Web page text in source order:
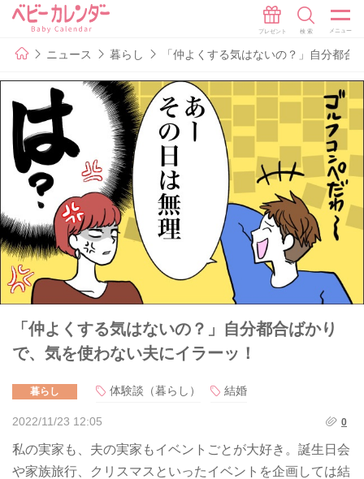
ニュース 暮らし 「仲よくする気はないの？」自分都
「仲よくする気はないの？」自分都合ばかり
で、気を使わない夫にイラーッ！
暮らし 体験談（暮らし） 結婚
2022/11/23 12:05 0
私の実家も、夫の実家もイベントごとが大好き。誕生日会
や家族旅行、クリスマスといったイベントを企画しては結